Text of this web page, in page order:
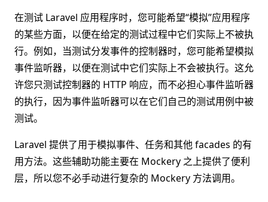
在测试 Laravel 应用程序时，您可能希望“模拟”应用程序
的某些方面，以便在给定的测试过程中它们实际上不被执
行。例如，当测试分发事件的控制器时，您可能希望模拟
事件监听器，以便在测试中它们实际上不会被执行。这允
许您只测试控制器的 HTTP 响应，而不必担心事件监听器
的执行，因为事件监听器可以在它们自己的测试用例中被
测试。
Laravel 提供了用于模拟事件、任务和其他 facades 的有
用方法。这些辅助功能主要在 Mockery 之上提供了便利
层，所以您不必手动进行复杂的 Mockery 方法调用。